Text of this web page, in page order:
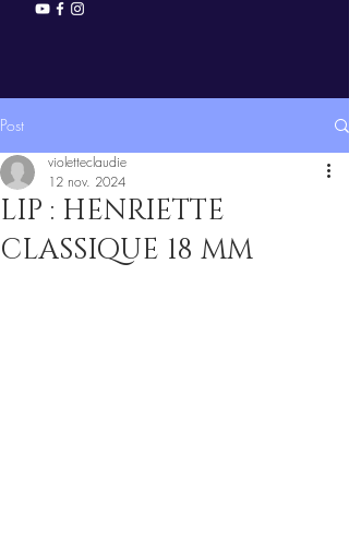
Post
LIP : HENRIETTE
CLASSIQUE 18 MM
violetteclaudie
12 nov. 2024